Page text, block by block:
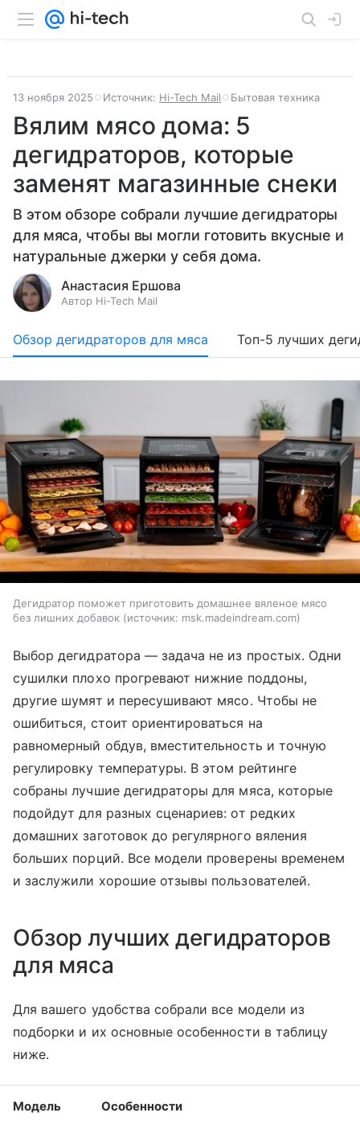
13 ноября 2025 Источник: Hi-Tech Mail Бытовая техника
Вялим мясо дома: 5
дегидраторов, которые
заменят магазинные снеки
В этом обзоре собрали лучшие дегидраторы
для мяса, чтобы вы могли готовить вкусные и
натуральные джерки у себя дома.
Анастасия Ершова
Автор Hi-Tech Mail
Обзор дегидраторов для мяса Топ-5 лучших
Дегидратор поможет приготовить домашнее вяленое мясо
без лишних добавок
источник: msk.madeindream.com
Выбор дегидратора — задача не из простых. Одни
сушилки плохо прогревают нижние поддоны,
другие шумят и пересушивают мясо. Чтобы не
ошибиться, стоит ориентироваться на
равномерный обдув, вместительность и точную
регулировку температуры. В этом рейтинге
собраны лучшие дегидраторы для мяса, которые
подойдут для разных сценариев: от редких
домашних заготовок до регулярного вяления
больших порций. Все модели проверены временем
и заслужили хорошие отзывы пользователей.
Обзор лучших дегидраторов
для мяса
Для вашего удобства собрали все модели из
подборки и их основные особенности в таблицу
ниже.
Модель Особенности